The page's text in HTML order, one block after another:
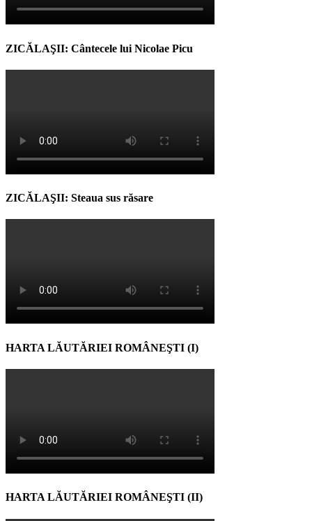
ZICĂLAŞII: Cântecele lui Nicolae Picu
ZICĂLAŞII: Steaua sus răsare
HARTA LĂUTĂRIEI ROMÂNEŞTI (I)
HARTA LĂUTĂRIEI ROMÂNEŞTI (II)